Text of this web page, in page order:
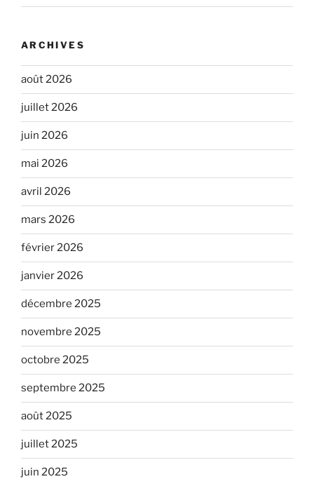
ARCHIVES
août 2026
juillet 2026
juin 2026
mai 2026
avril 2026
mars 2026
février 2026
janvier 2026
décembre 2025
novembre 2025
octobre 2025
septembre 2025
août 2025
juillet 2025
juin 2025